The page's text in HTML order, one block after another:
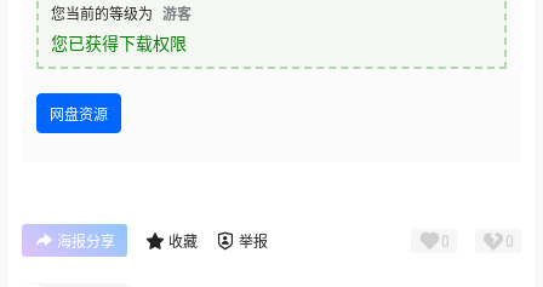
您当前的等级为 游客
您已获得下载权限
网盘资源
海报分享 收藏 举报 0 0